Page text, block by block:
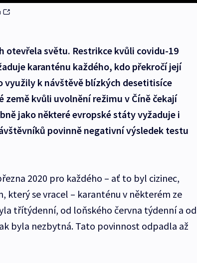
otevřela světu. Restrikce kvůli covidu-19
karanténu každého, kdo překročí její
využily k návštěvě blízkých desetitisíce
země kvůli uvolnění režimu v Číně čekají
jako některé evropské státy vyžaduje i
povinně negativní výsledek testu
2020 pro každého – ať to byl cizinec,
který se vracel – karanténu v některém ze
třítýdenní, od loňského června týdenní a od
byla nezbytná. Tato povinnost odpadla až